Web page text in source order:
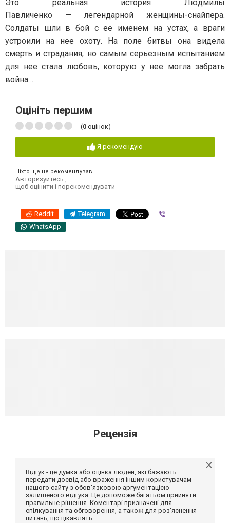
Это реальная история Людмилы
Павличенко — легендарной женщины-снайпера.
Солдаты шли в бой с ее именем на устах, а враги
устроили на нее охоту. На поле битвы она видела
смерть и страдания, но самым серьезным испытанием
для нее стала любовь, которую у нее могла забрать
война…
Оцініть першим
(0 оцінок)
Я рекомендую
Ніхто ще не рекомендував
Авторизуйтесь ,
щоб оцінити і порекомендувати
Reddit Telegram
WhatsApp
Рецензія
Відгук - це думка або оцінка людей, які бажають
передати досвід або враження іншим користувачам
нашого сайту з обов'язковою аргументацією
залишеного відгука. Це допоможе багатьом прийняти
правильне рішення. Коментарі призначені для
спілкування та обговорення, а також для роз'яснення
питань, що цікавлять.